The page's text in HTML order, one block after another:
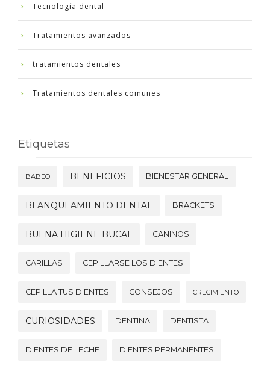
Tecnología dental
Tratamientos avanzados
tratamientos dentales
Tratamientos dentales comunes
Etiquetas
BABEO BENEFICIOS BIENESTAR GENERAL
BLANQUEAMIENTO DENTAL BRACKETS
BUENA HIGIENE BUCAL CANINOS
CARILLAS CEPILLARSE LOS DIENTES
CEPILLA TUS DIENTES CONSEJOS CRECIMIENTO
CURIOSIDADES DENTINA DENTISTA
DIENTES DE LECHE DIENTES PERMANENTES